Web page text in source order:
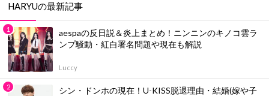
HARYUの最新記事
aespaの反日説＆炎上まとめ！ニンニンのキノコ雲ラ
ンプ騒動・紅白署名問題や現在も解説
Luccy
シン・ドンホの現在！U-KISS脱退理由・結婚(嫁や子